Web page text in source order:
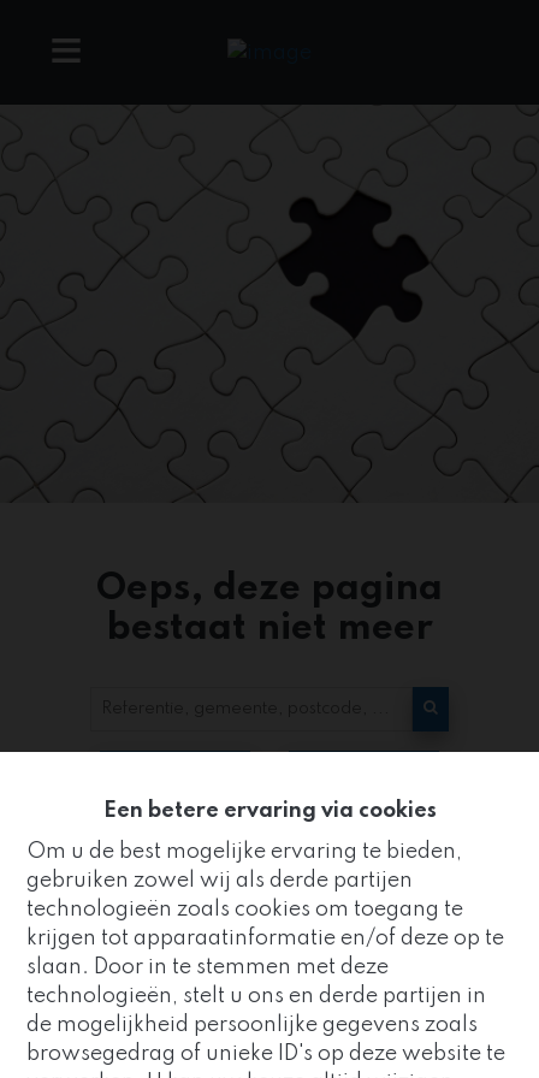
Een betere ervaring via cookies
Om u de best mogelijke ervaring te bieden,
gebruiken zowel wij als derde partijen
technologieën zoals cookies om toegang te
krijgen tot apparaatinformatie en/of deze op te
slaan. Door in te stemmen met deze
technologieën, stelt u ons en derde partijen in
de mogelijkheid persoonlijke gegevens zoals
browsegedrag of unieke ID's op deze website te
Oeps, deze pagina
bestaat niet meer
Kantoor
ZUIDRAND
Strijderstraat 8
Goed nieuws!